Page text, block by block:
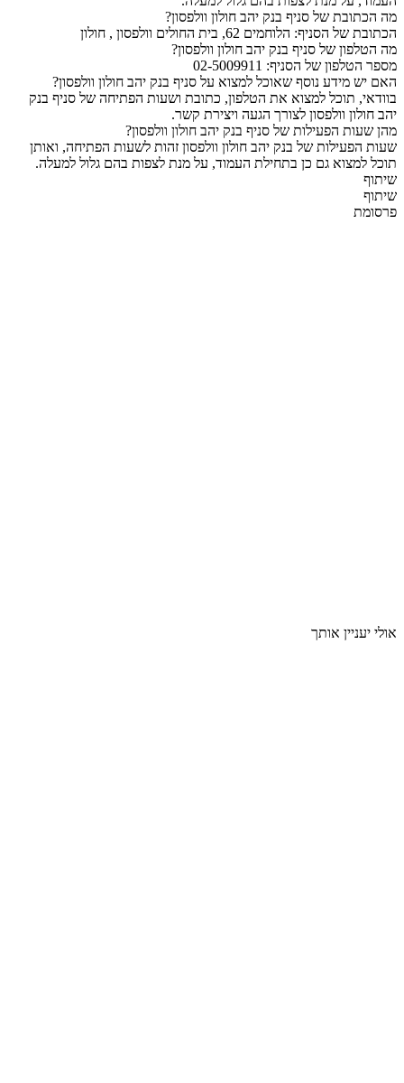
מה הכתובת של סניף בנק יהב חולון וולפסון?
הכתובת של הסניף: הלוחמים 62, בית החולים וולפסון , חולון
מה הטלפון של סניף בנק יהב חולון וולפסון?
מספר הטלפון של הסניף: 02-5009911
האם יש מידע נוסף שאוכל למצוא על סניף בנק יהב חולון וולפסון?
בוודאי, תוכל למצוא את הטלפון, כתובת ושעות הפתיחה של סניף בנק
יהב חולון וולפסון לצורך הגעה ויצירת קשר.
מהן שעות הפעילות של סניף בנק יהב חולון וולפסון?
שעות הפעילות של בנק יהב חולון וולפסון זהות לשעות הפתיחה, ואותן
תוכל למצוא גם כן בתחילת העמוד, על מנת לצפות בהם גלול למעלה.
שיתוף
שיתוף
פרסומת
אולי יעניין אותך